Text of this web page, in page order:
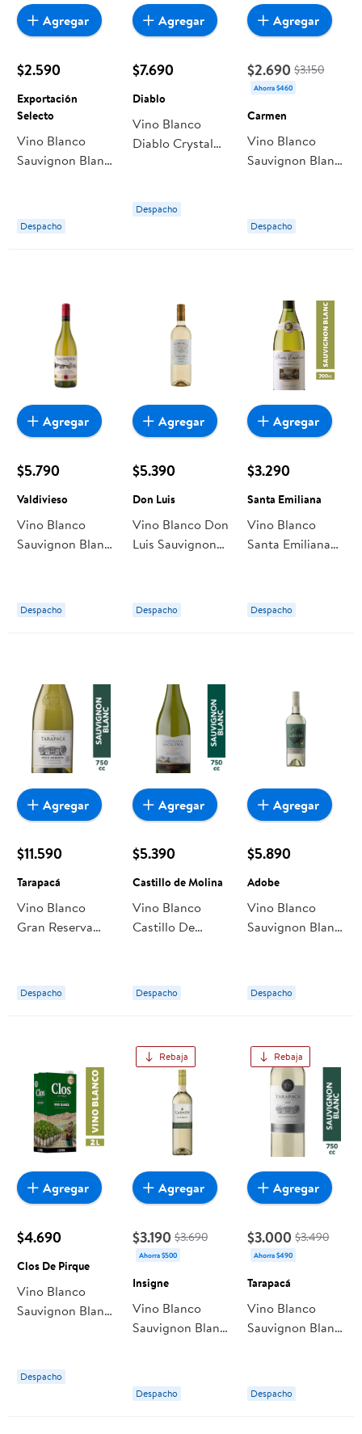
$2.590
Exportación
Selecto
Vino Blanco
Sauvignon Blanc
Selecto
Despacho
Agregar
$7.690
Diablo
Vino Blanco
Diablo Crystal
Despacho
Agregar
$2.690 $3.150
Ahorra $460
Carmen
Vino Blanco
Sauvignon Blanc
Despacho
Agregar
$5.790
Valdivieso
Vino Blanco
Sauvignon Blanc
Botella 750 ml
Valdivieso
Despacho
Agregar
$5.390
Don Luis
Vino Blanco Don
Luis Sauvignon
Despacho
Agregar
$3.290
Santa Emiliana
Vino Blanco
Santa Emiliana
Despacho
Agregar
$11.590
Tarapacá
Vino Blanco
Gran Reserva
Tarapacá
Despacho
Agregar
$5.390
Castillo de Molina
Vino Blanco
Castillo De
Sauvignon Blanc
Botella
Despacho
Agregar
$5.890
Adobe
Vino Blanco
Sauvignon Blanc
Adobe
Despacho
Agregar
$4.690
Clos De Pirque
Vino Blanco
Sauvignon Blanc
Despacho
Agregar
Rebaja
$3.190 $3.690
Ahorra $500
Insigne
Vino Blanco
Sauvignon Blanc
Despacho
Agregar
Rebaja
$3.000 $3.490
Ahorra $490
Tarapacá
Vino Blanco
Sauvignon Blanc
Despacho
Agregar